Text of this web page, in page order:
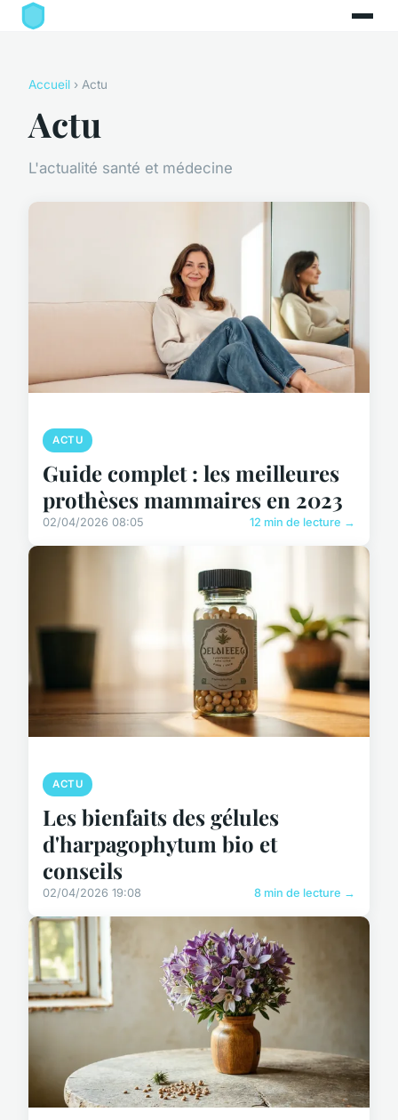
Accueil › Actu
Actu
L'actualité santé et médecine
ACTU
Guide complet : les meilleures
prothèses mammaires en 2023
02/04/2026 08:05 12 min de lecture →
ACTU
Les bienfaits des gélules
d'harpagophytum bio et
conseils
02/04/2026 19:08 8 min de lecture →